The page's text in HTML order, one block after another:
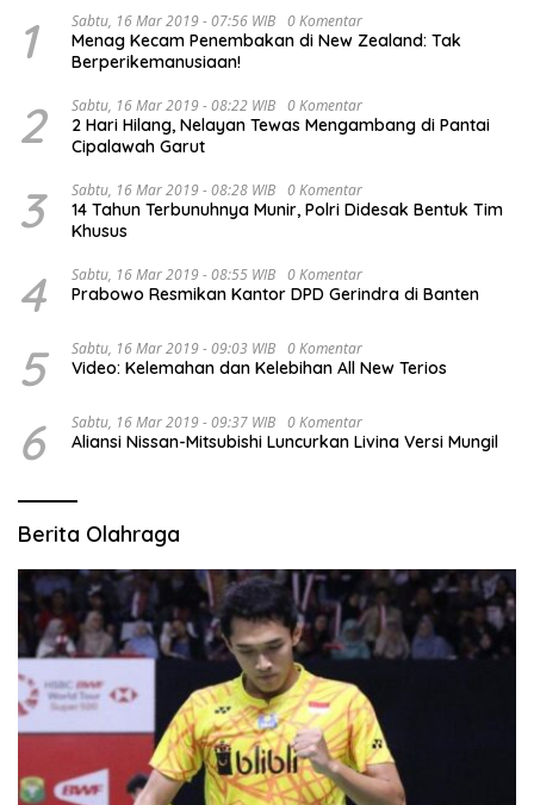
1 Sabtu, 16 Mar 2019 - 07:56 WIB 0 Komentar
Menag Kecam Penembakan di New Zealand: Tak
Berperikemanusiaan!
2 Sabtu, 16 Mar 2019 - 08:22 WIB 0 Komentar
2 Hari Hilang, Nelayan Tewas Mengambang di Pantai
Cipalawah Garut
3 Sabtu, 16 Mar 2019 - 08:28 WIB 0 Komentar
14 Tahun Terbunuhnya Munir, Polri Didesak Bentuk Tim
Khusus
4 Sabtu, 16 Mar 2019 - 08:55 WIB 0 Komentar
Prabowo Resmikan Kantor DPD Gerindra di Banten
5 Sabtu, 16 Mar 2019 - 09:03 WIB 0 Komentar
Video: Kelemahan dan Kelebihan All New Terios
6 Sabtu, 16 Mar 2019 - 09:37 WIB 0 Komentar
Aliansi Nissan-Mitsubishi Luncurkan Livina Versi Mungil
Berita Olahraga